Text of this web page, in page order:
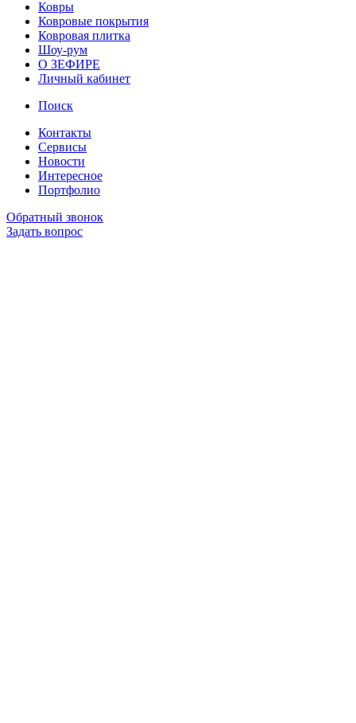
Ковры
Ковровые покрытия
Ковровая плитка
Шоу-рум
О ЗЕФИРЕ
Личный кабинет
Поиск
Контакты
Сервисы
Новости
Интересное
Портфолио
Обратный звонок
Задать вопрос